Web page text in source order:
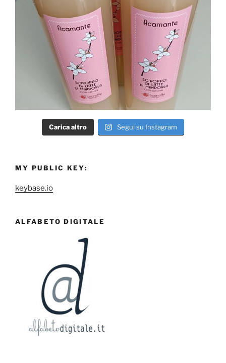
Carica altro Segui su Instagram
MY PUBLIC KEY:
keybase.io
ALFABETO DIGITALE